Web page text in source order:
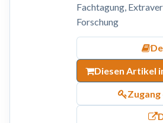
Fachtagung,
Forschung
Diesen Artikel